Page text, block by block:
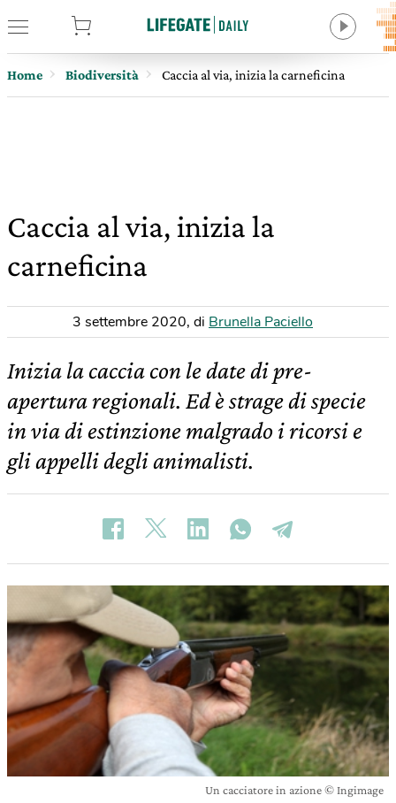
Home Biodiversità Caccia al via, inizia la carneficina
Caccia al via, inizia la
carneficina
3 settembre 2020, di Brunella Paciello
Inizia la caccia con le date di pre-
apertura regionali. Ed è strage di specie
in via di estinzione malgrado i ricorsi e
gli appelli degli animalisti.
Un cacciatore in azione © Ingimage